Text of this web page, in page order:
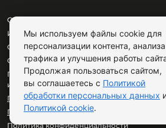
ООО "ОЗДОРОВИТЕЛЬНЫЕ ТЕХНОЛОГИИ"
ИНН7801695614
ОГРН1217800029072
Сайт не является публичной офертой.
Продолжая пользоваться сайтом, вы
использованием cookie.
Публичная оферта
Пользовательское соглашение
Политика конфиденциальности
Мы используем файлы cookie для
персонализации контента, анализа
трафика и улучшения работы
Продолжая пользоваться сайтом,
вы соглашаетесь с Политикой
обработки персональных данных
Политикой cookie.